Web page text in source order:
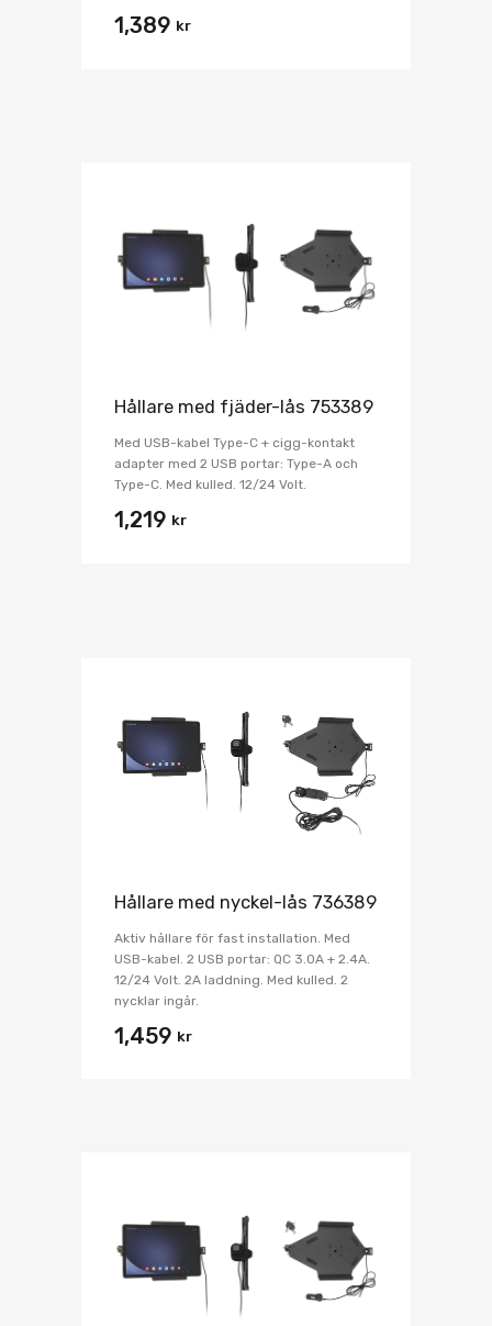
1,389 kr
Hållare med fjäder-lås 753389
Med USB-kabel Type-C + cigg-kontakt
adapter med 2 USB portar: Type-A och
Type-C. Med kulled. 12/24 Volt.
1,219 kr
Hållare med nyckel-lås 736389
Aktiv hållare för fast installation. Med
USB-kabel. 2 USB portar: QC 3.0A + 2.4A.
12/24 Volt. 2A laddning. Med kulled. 2
nycklar ingår.
1,459 kr